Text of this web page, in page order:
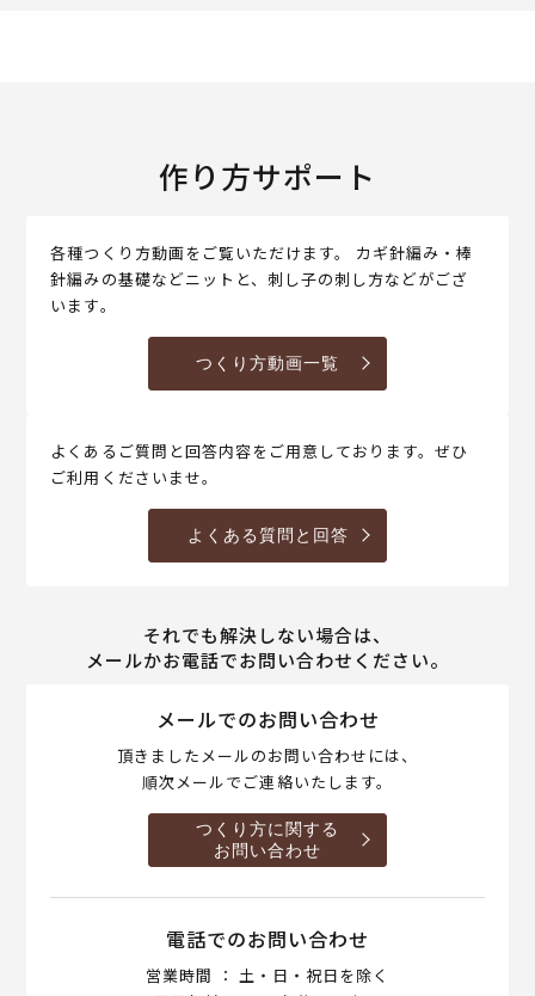
作り方サポート
各種つくり方動画をご覧いただけます。 カギ針編み・棒
針編みの基礎などニットと、刺し子の刺し方などがござ
います。
つくり方動画一覧
よくあるご質問と回答内容をご用意しております。ぜひ
ご利用くださいませ。
よくある質問と回答
それでも解決しない場合は、
メールかお電話でお問い合わせください。
メールでのお問い合わせ
頂きましたメールのお問い合わせには、
順次メールでご連絡いたします。
つくり方に関する
お問い合わせ
電話でのお問い合わせ
営業時間 ： 土・日・祝日を除く